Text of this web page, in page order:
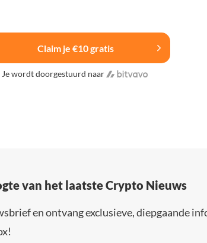
Claim je €10 gratis
Je wordt doorgestuurd naar
van het laatste Crypto Nieuws
en ontvang exclusieve, diepgaande